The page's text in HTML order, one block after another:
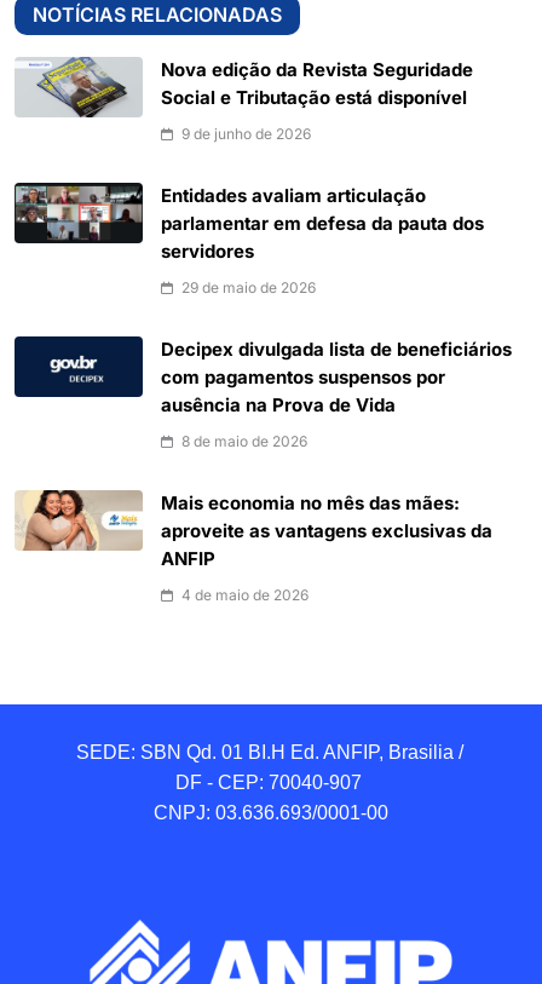
NOTÍCIAS RELACIONADAS
Nova edição da Revista Seguridade
Social e Tributação está disponível
9 de junho de 2026
Entidades avaliam articulação
parlamentar em defesa da pauta dos
servidores
29 de maio de 2026
Decipex divulgada lista de beneficiários
com pagamentos suspensos por
ausência na Prova de Vida
8 de maio de 2026
Mais economia no mês das mães:
aproveite as vantagens exclusivas da
ANFIP
4 de maio de 2026
SEDE: SBN Qd. 01 BI.H Ed. ANFIP, Brasilia /
DF - CEP: 70040-907
CNPJ: 03.636.693/0001-00